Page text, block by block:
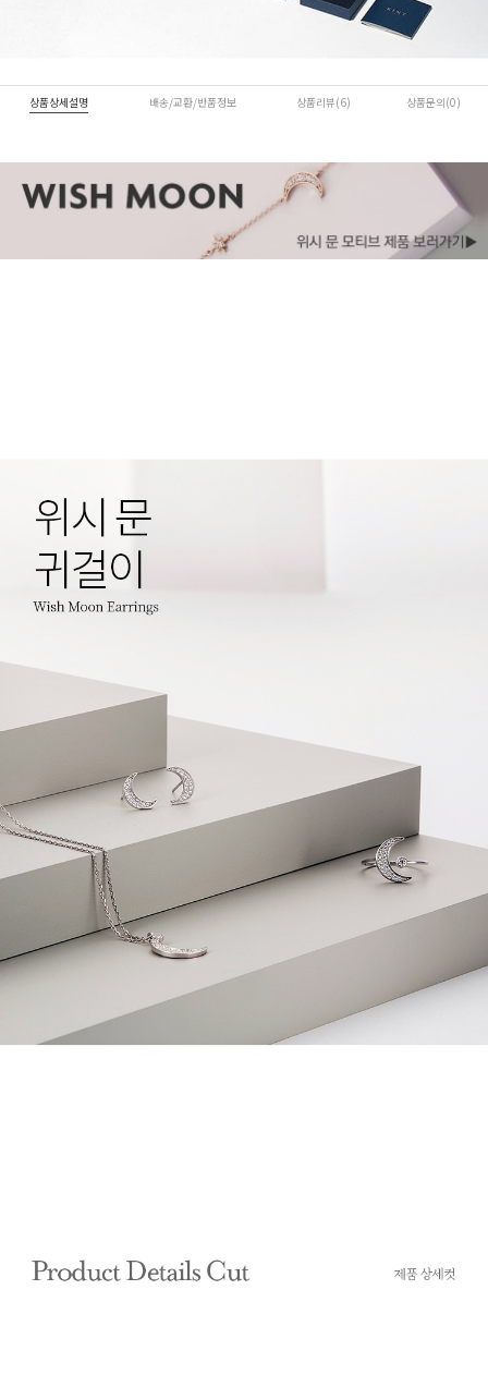
상품상세설명 배송/교환/반품정보 상품리뷰(6) 상품문의(0)